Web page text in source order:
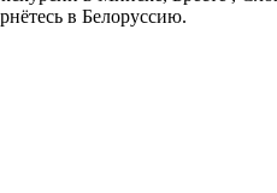
в Белоруссию.